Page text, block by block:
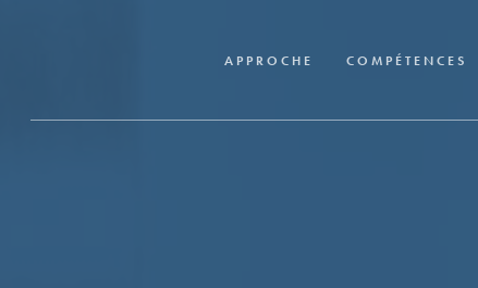
APPROCHE COMPÉTENCES